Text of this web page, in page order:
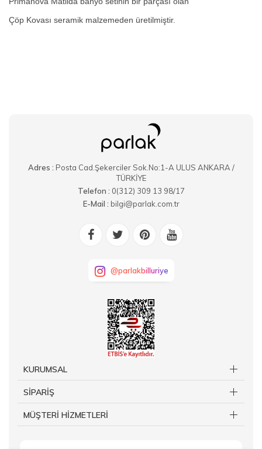
Çöp Kovası seramik malzemeden üretilmiştir.
Adres : Posta Cad.Şekerciler Sok.No:1-A ULUS ANKARA /
TÜRKİYE
Telefon : 0(312) 309 13 98/17
E-Mail : bilgi@parlak.com.tr
@parlakbilluriye
KURUMSAL
SİPARİŞ
MÜŞTERİ HİZMETLERİ